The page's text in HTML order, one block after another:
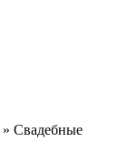
» Свадебные